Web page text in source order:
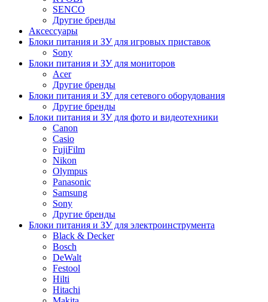
SENCO
Другие бренды
Аксессуары
Блоки питания и ЗУ для игровых приставок
Sony
Блоки питания и ЗУ для мониторов
Acer
Другие бренды
Блоки питания и ЗУ для сетевого оборудования
Другие бренды
Блоки питания и ЗУ для фото и видеотехники
Canon
Casio
FujiFilm
Nikon
Olympus
Panasonic
Samsung
Sony
Другие бренды
Блоки питания и ЗУ для электроинструмента
Black & Decker
Bosch
DeWalt
Festool
Hilti
Hitachi